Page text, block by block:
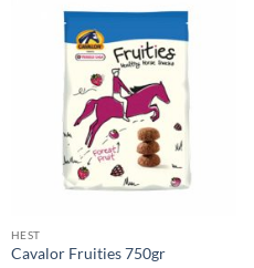
HEST
Cavalor Fruities 750gr